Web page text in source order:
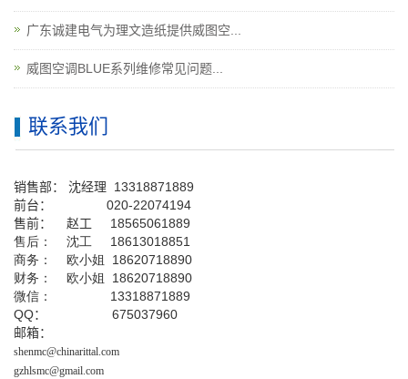
广东诚建电气为理文造纸提供威图空...
威图空调BLUE系列维修常见问题...
联系我们
销售部： 沈经理 13318871889
前台： 020-22074194
售前： 赵工 18565061889
售后： 沈工 18613018851
商务： 欧小姐 18620718890
财务： 欧小姐 18620718890
微信： 13318871889
QQ： 675037960
邮箱：
shenmc@chinarittal.com
gzhlsmc@gmail.com